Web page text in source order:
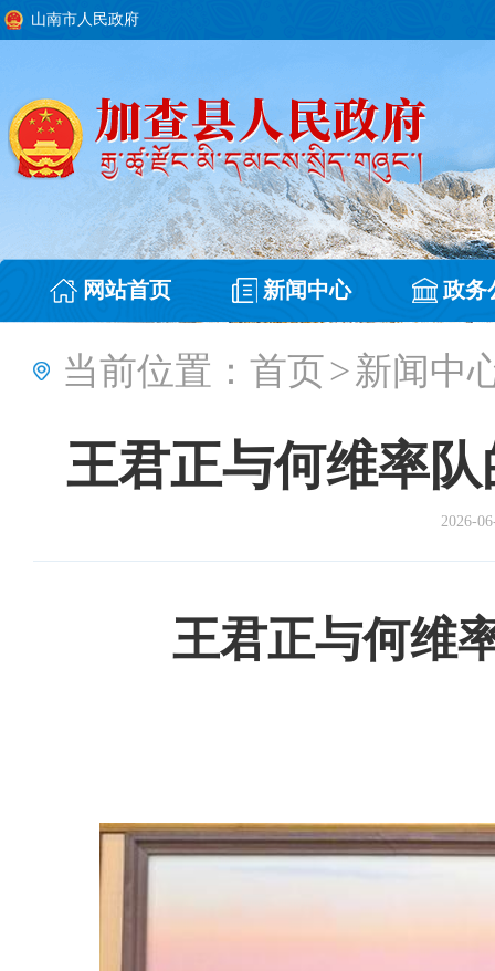
山南市人民政府
网站首页 新闻中心 政务
当前位置： 首页>新闻中
王君正与何维率
2026-
王君正与何维